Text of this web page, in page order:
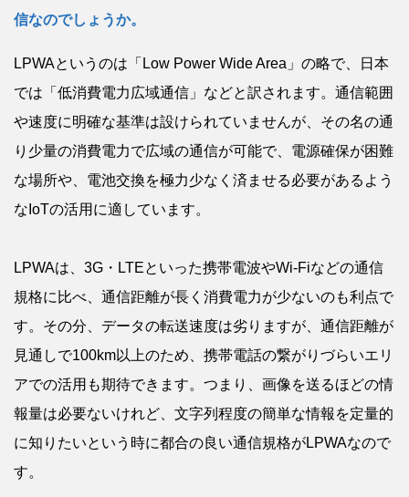
信なのでしょうか。
LPWAというのは「Low Power Wide Area」の略で、日本
では「低消費電力広域通信」などと訳されます。通信範囲
や速度に明確な基準は設けられていませんが、その名の通
り少量の消費電力で広域の通信が可能で、電源確保が困難
な場所や、電池交換を極力少なく済ませる必要があるよう
なIoTの活用に適しています。
LPWAは、3G・LTEといった携帯電波やWi-Fiなどの通信
規格に比べ、通信距離が長く消費電力が少ないのも利点で
す。その分、データの転送速度は劣りますが、通信距離が
見通しで100km以上のため、携帯電話の繋がりづらいエリ
アでの活用も期待できます。つまり、画像を送るほどの情
報量は必要ないけれど、文字列程度の簡単な情報を定量的
に知りたいという時に都合の良い通信規格がLPWAなので
す。